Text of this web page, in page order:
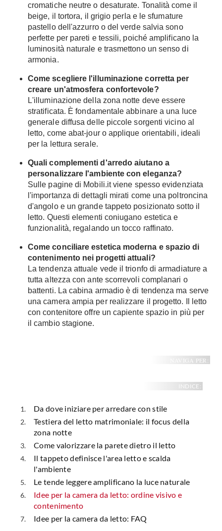
cromatiche neutre o desaturate. Tonalità come il
beige, il tortora, il grigio perla e le sfumature
pastello dell'azzurro o del verde salvia sono
perfette per pareti e tessili, poiché amplificano la
luminosità naturale e trasmettono un senso di
armonia.
Come scegliere l'illuminazione corretta per
creare un'atmosfera confortevole?
L'illuminazione della zona notte deve essere
stratificata. È fondamentale abbinare a una luce
generale diffusa delle piccole sorgenti vicino al
letto, come abat-jour o applique orientabili, ideali
per la lettura serale.
Quali complementi d'arredo aiutano a
personalizzare l'ambiente con eleganza?
Sulle pagine di Mobili.it viene spesso evidenziata
l'importanza di dettagli mirati come una poltroncina
d'angolo e un grande tappeto posizionato sotto il
letto. Questi elementi coniugano estetica e
funzionalità, regalando un tocco raffinato.
Come conciliare estetica moderna e spazio di
contenimento nei progetti attuali?
La tendenza attuale vede il trionfo di armadiature a
tutta altezza con ante scorrevoli complanari o
battenti. La cabina armadio è di tendenza ma serve
una camera ampia per realizzare il progetto. Il letto
con contenitore offre un capiente spazio in più per
il cambio stagione.
NAVIGA PER:
INDICE:
Da dove iniziare per arredare con stile
Testiera del letto matrimoniale: il focus della
zona notte
Come valorizzare la parete dietro il letto
Il tappeto definisce l'area letto e scalda
l'ambiente
Le tende leggere amplificano la luce naturale
Idee per la camera da letto: ordine visivo e
contenimento
Idee per la camera da letto: FAQ